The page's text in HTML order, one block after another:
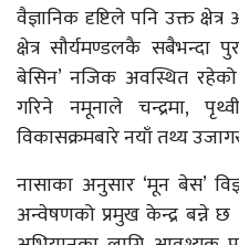
वैज्ञानिक दृष्टिले पनि उक्त
क्षेत्र सौर्यमण्डलकै सबैभन्दा
बेसिन’ नजिक अवस्थित
गरिने नमूनाले चन्द्रमा,
विकासक्रमबारे नयाँ तथ्य
नासाका अनुसार ‘मून बेस’
अन्वेषणको प्रमुख केन्द्र बन्ने छ